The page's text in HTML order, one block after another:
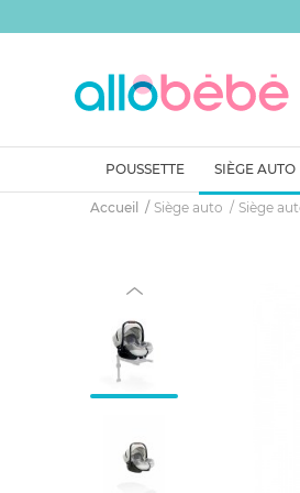
POUSSETTE SIÈGE AUTO
Accueil Siège auto Siège